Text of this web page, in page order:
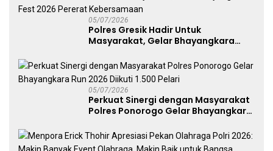
05/07/2026
Polres Gresik Hadir Untuk
Masyarakat, Gelar Bhayangkara
05/07/2026
Perkuat Sinergi dengan Masyarakat
Polres Ponorogo Gelar Bhayangkara